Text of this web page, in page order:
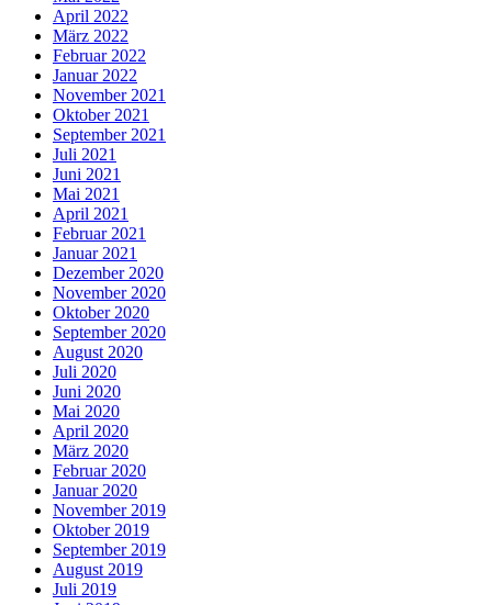
April 2022
März 2022
Februar 2022
Januar 2022
November 2021
Oktober 2021
September 2021
Juli 2021
Juni 2021
Mai 2021
April 2021
Februar 2021
Januar 2021
Dezember 2020
November 2020
Oktober 2020
September 2020
August 2020
Juli 2020
Juni 2020
Mai 2020
April 2020
März 2020
Februar 2020
Januar 2020
November 2019
Oktober 2019
September 2019
August 2019
Juli 2019